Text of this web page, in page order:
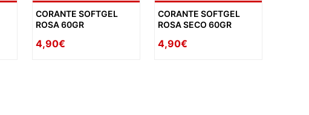
CORANTE SOFTGEL
ROSA 60GR
4,90€
CORANTE SOFTGEL
ROSA SECO 60GR
4,90€